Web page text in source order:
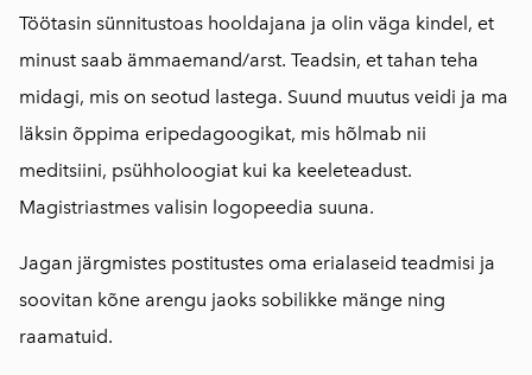
Töötasin sünnitustoas hooldajana ja olin väga kindel, et
minust saab ämmaemand/arst. Teadsin, et tahan teha
midagi, mis on seotud lastega. Suund muutus veidi ja ma
läksin õppima eripedagoogikat, mis hõlmab nii
meditsiini, psühholoogiat kui ka keeleteadust.
Magistriastmes valisin logopeedia suuna.
Jagan järgmistes postitustes oma erialaseid teadmisi ja
soovitan kõne arengu jaoks sobilikke mänge ning
raamatuid.